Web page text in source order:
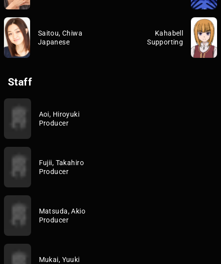
Saitou, Chiwa
Japanese
Kahabell
Supporting
Staff
Aoi, Hiroyuki
Producer
Fujii, Takahiro
Producer
Matsuda, Akio
Producer
Mukai, Yuuki